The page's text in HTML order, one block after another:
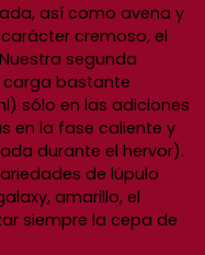
así como avena y
cremoso, el
segunda
carga bastante
sólo en las adiciones
en la fase caliente y
durante el hervor).
de lúpulo
amarillo, el
siempre la cepa de